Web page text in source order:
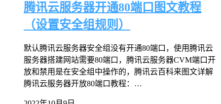
腾讯云服务器开通80端口图文教程
（设置安全组规则）
默认腾讯云服务器安全组没有开通80端口，使用腾讯云
服务器搭建网站需要80端口，腾讯云服务器CVM端口开
放和禁用是在安全组中操作的，腾讯云百科来图文详解
腾讯云服务器开放80端口教程：…